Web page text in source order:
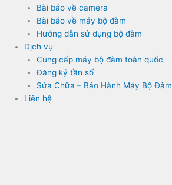
Bài báo về camera
Bài báo về máy bộ đàm
Hướng dẫn sử dụng bộ đàm
Dịch vụ
Cung cấp máy bộ đàm toàn quốc
Đăng ký tần số
Sửa Chữa – Bảo Hành Máy Bộ Đàm
Liên hệ